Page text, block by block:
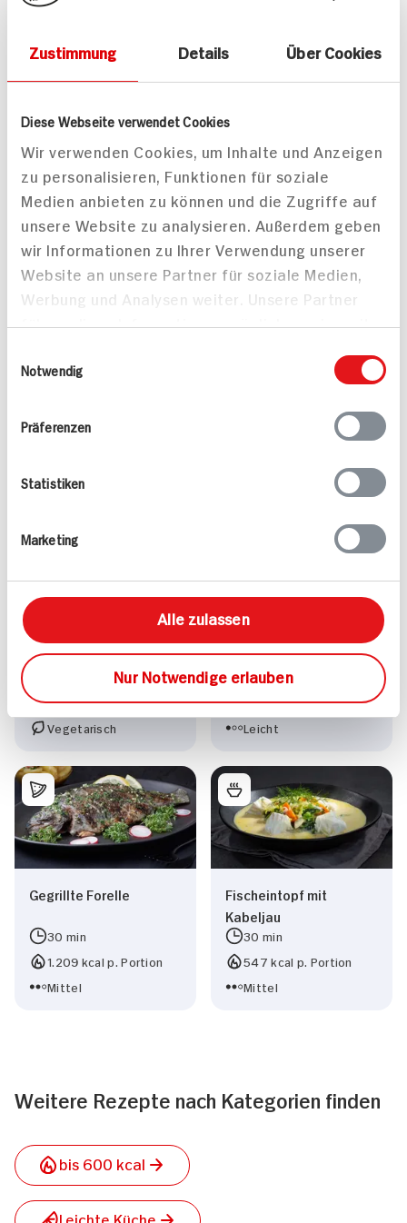
Zustimmung Details Über Cookies
Diese Webseite verwendet Cookies
Wir verwenden Cookies, um Inhalte und Anzeigen
zu personalisieren, Funktionen für soziale
Medien anbieten zu können und die Zugriffe auf
unsere Website zu analysieren. Außerdem geben
wir Informationen zu Ihrer Verwendung unserer
Website an unsere Partner für soziale Medien,
Werbung und Analysen weiter. Unsere Partner
führen diese Informationen möglicherweise mit
bereitgestellt haben oder die sie im Rahmen
Notwendig
Präferenzen
Statistiken
Marketing
Alle zulassen
Nur Notwendige erlauben
ja! Kroketten
750g Beutel
DISCOUNT
1.
Agrarfrost Geniesser
Kroketten
2.
Mehr
Valess Gouda Schnitzel
15 min
1.127 kcal p. Portion
Leicht
Vegetarisch
80 min
1.043 kcal p. Portion
Leicht
Gegrillte Forelle
30 min
1.209 kcal p. Portion
Mittel
Fischeintopf mit
Kabeljau
30 min
547 kcal p. Portion
Mittel
Weitere Rezepte nach Kategorien finden
bis 600 kcal
Leichte Küche